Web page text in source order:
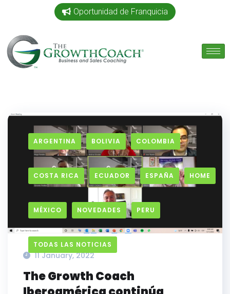
Oportunidad de Franquicia
ARGENTINA BOLIVIA COLOMBIA
COSTA RICA ECUADOR ESPAÑA HOME
MÉXICO NOVEDADES PERU
TODAS LAS NOTICIAS
11 January, 2022
The Growth Coach